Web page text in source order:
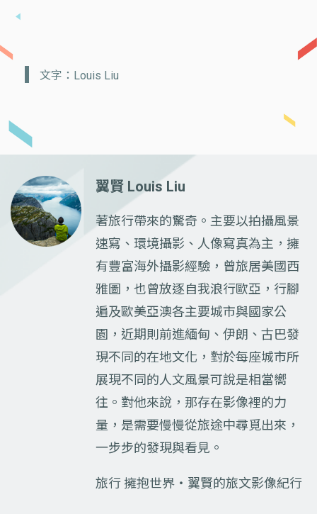
文字：Louis Liu
翼賢 Louis Liu
著旅行帶來的驚奇。主要以拍攝風景
速寫、環境攝影、人像寫真為主，擁
有豐富海外攝影經驗，曾旅居美國西
雅圖，也曾放逐自我浪行歐亞，行腳
遍及歐美亞澳各主要城市與國家公
園，近期則前進緬甸、伊朗、古巴發
現不同的在地文化，對於每座城市所
展現不同的人文風景可說是相當嚮
往。對他來說，那存在影像裡的力
量，是需要慢慢從旅途中尋覓出來，
一步步的發現與看見。
旅行 擁抱世界‧翼賢的旅文影像紀行